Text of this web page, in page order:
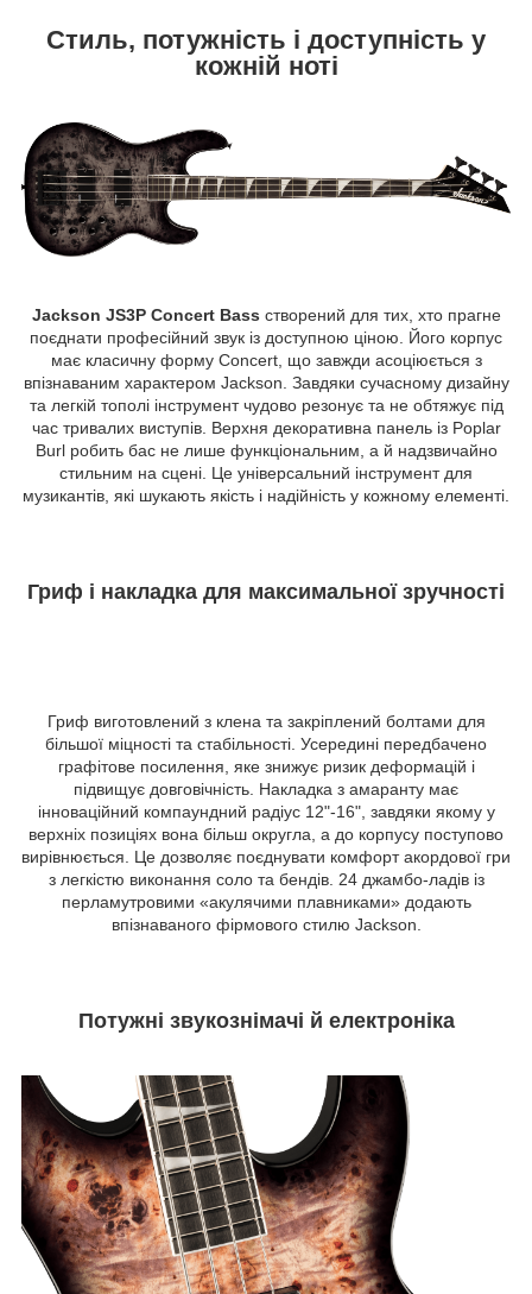
Стиль, потужність і доступність у
кожній ноті
Jackson JS3P Concert Bass створений для тих, хто прагне
поєднати професійний звук із доступною ціною. Його корпус
має класичну форму Concert, що завжди асоціюється з
впізнаваним характером Jackson. Завдяки сучасному дизайну
та легкій тополі інструмент чудово резонує та не обтяжує під
час тривалих виступів. Верхня декоративна панель із Poplar
Burl робить бас не лише функціональним, а й надзвичайно
стильним на сцені. Це універсальний інструмент для
музикантів, які шукають якість і надійність у кожному елементі.
Гриф і накладка для максимальної зручності
Гриф виготовлений з клена та закріплений болтами для
більшої міцності та стабільності. Усередині передбачено
графітове посилення, яке знижує ризик деформацій і
підвищує довговічність. Накладка з амаранту має
інноваційний компаундний радіус 12"-16", завдяки якому у
верхніх позиціях вона більш округла, а до корпусу поступово
вирівнюється. Це дозволяє поєднувати комфорт акордової гри
з легкістю виконання соло та бендів. 24 джамбо-ладів із
перламутровими «акулячими плавниками» додають
впізнаваного фірмового стилю Jackson.
Потужні звукознімачі й електроніка